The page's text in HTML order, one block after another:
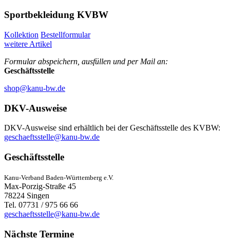
Sportbekleidung KVBW
Kollektion Bestellformular
weitere Artikel
Formular abspeichern, ausfüllen und per Mail an:
Geschäftsstelle
shop@kanu-bw.de
DKV-Ausweise
DKV-Ausweise sind erhältlich bei der Geschäftsstelle des KVBW:
geschaeftsstelle@kanu-bw.de
Geschäftsstelle
Kanu-Verband Baden-Württemberg e.V.
Max-Porzig-Straße 45
78224 Singen
Tel. 07731 / 975 66 66
geschaeftsstelle@kanu-bw.de
Nächste Termine